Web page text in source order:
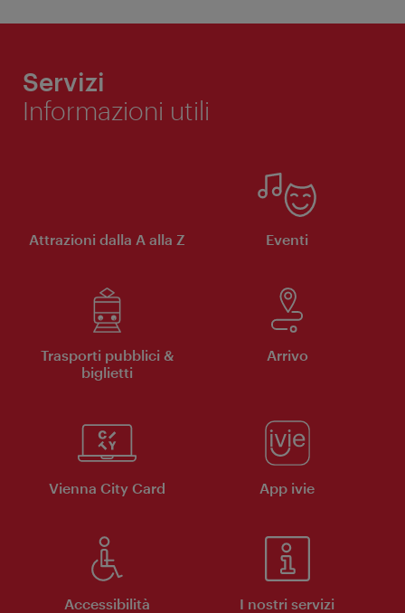
Servizi
Informazioni utili
Attrazioni dalla A alla Z Eventi
Trasporti pubblici &
biglietti
Arrivo
Vienna City Card App ivie
Accessibilità I nostri servizi